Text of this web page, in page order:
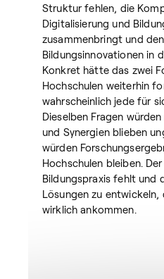
Struktur fehlen, die
Digitalisierung und
zusammenbringt und
Bildungsinnovationen in
Konkret hätte das zwei
Hochschulen weiterhin
wahrscheinlich jede für
Dieselben Fragen
und Synergien blieben
würden
Hochschulen bleiben.
Bildungspraxis fehlt und
Lösungen zu entwickeln,
wirklich ankommen.